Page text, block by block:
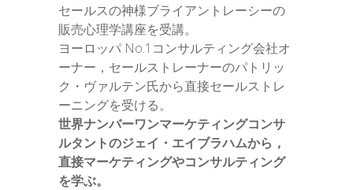
セールスの神様ブライアントレーシーの
販売心理学講座を受講。
ヨーロッパ No.1コンサルティング会社オ
ーナー，セールストレーナーのパトリッ
ク・ヴァルテン氏から直接セールストレ
ーニングを受ける。
世界ナンバーワンマーケティングコンサ
ルタントのジェイ・エイブラハムから，
直接マーケティングやコンサルティング
を学ぶ。